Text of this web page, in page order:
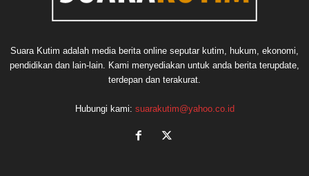
Suara Kutim adalah media berita online seputar kutim, hukum, ekonomi,
pendidikan dan lain-lain. Kami menyediakan untuk anda berita terupdate,
terdepan dan terakurat.
Hubungi kami: suarakutim@yahoo.co.id